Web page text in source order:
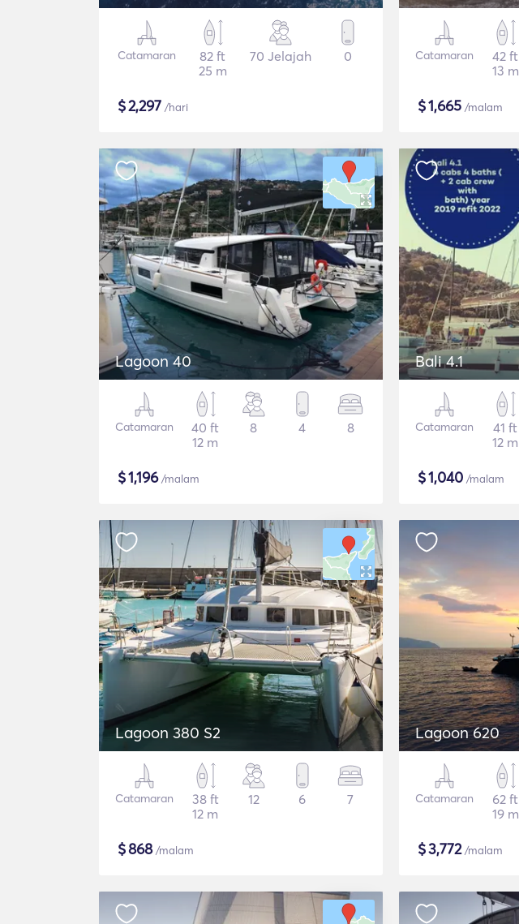
Catamaran
82 ft
25 m
70 Jelajah 0
$2,297 /hari
Catamaran
42 ft
13 m
$1,665 /malam
Lagoon 40
Catamaran
40 ft
12 m
8 4 8
$1,196/malam
Bali 4.1
Catamaran
41 ft
12 m
$1,040 /malam
Lagoon 380 S2
Catamaran
38 ft
12 m
12 6 7
$868/malam
Lagoon 620
Catamaran
62 ft
19 m
$3,772/malam